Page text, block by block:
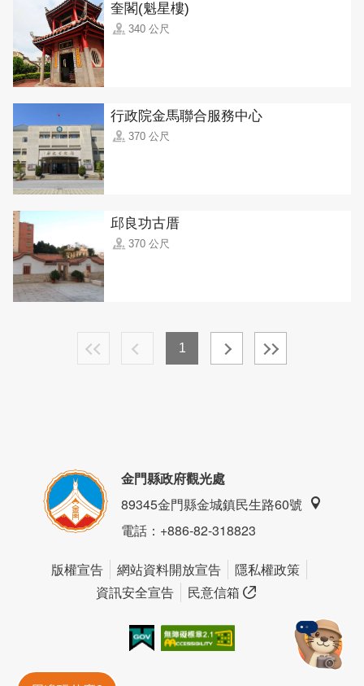
奎閣(魁星樓)
340 公尺
行政院金馬聯合服務中心
370 公尺
邱良功古厝
370 公尺
1
金門縣政府觀光處
89345金門縣金城鎮民生路60號
電話：+886-82-318823
版權宣告 網站資料開放宣告
隱私權政策
資訊安全宣告
民意信箱